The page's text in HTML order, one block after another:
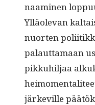
naami­nen
Ylläol­e­van
nuorten
palaut­ta­maan
pikkuhil­jaa
järkeville